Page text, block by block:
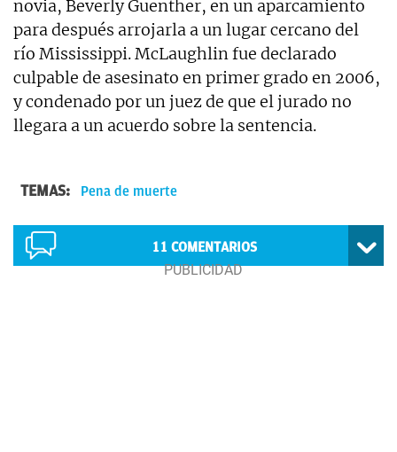
novia, Beverly Guenther, en un aparcamiento
para después arrojarla a un lugar cercano del
río Mississippi. McLaughlin fue declarado
culpable de asesinato en primer grado en 2006,
y condenado por un juez de que el jurado no
llegara a un acuerdo sobre la sentencia.
TEMAS: Pena de muerte
11 COMENTARIOS